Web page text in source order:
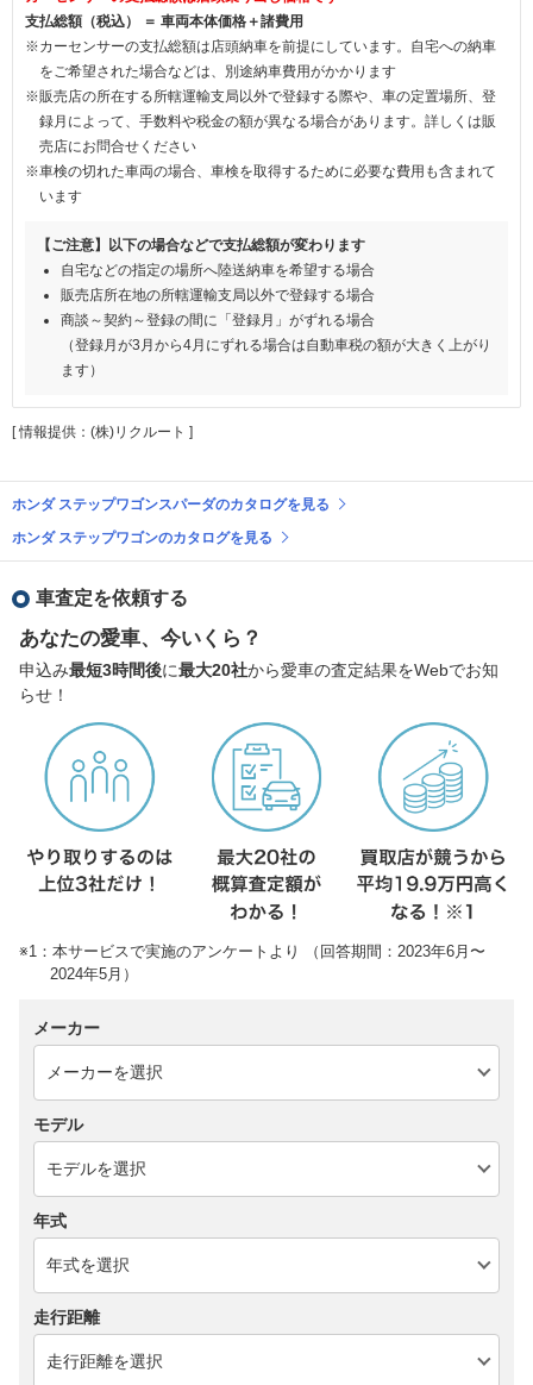
支払総額（税込） ＝ 車両本体価格＋諸費用
※カーセンサーの支払総額は店頭納車を前提にしています。自宅への納車
をご希望された場合などは、別途納車費用がかかります
※販売店の所在する所轄運輸支局以外で登録する際や、車の定置場所、登
録月によって、手数料や税金の額が異なる場合があります。詳しくは販
売店にお問合せください
※車検の切れた車両の場合、車検を取得するために必要な費用も含まれて
います
【ご注意】以下の場合などで支払総額が変わります
自宅などの指定の場所へ陸送納車を希望する場合
販売店所在地の所轄運輸支局以外で登録する場合
商談～契約～登録の間に「登録月」がずれる場合
（登録月が3月から4月にずれる場合は自動車税の額が大きく上がり
ます）
[ 情報提供：(株)リクルート ]
ホンダ ステップワゴンスパーダのカタログを見る
ホンダ ステップワゴンのカタログを見る
車査定を依頼する
あなたの愛車、今いくら？
申込み最短3時間後に最大20社から愛車の査定結果をWebでお知
らせ！
※1：本サービスで実施のアンケートより （回答期間：2023年6月〜
2024年5月）
メーカー
モデル
年式
走行距離